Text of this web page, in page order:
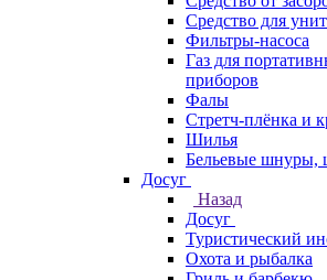
Средство для
Фильтры-насоса
Газ для
приборов
Фалы
Стретч-плёнка и
Шилья
Бельевые шнуры,
Досуг
Назад
Досуг
Туристический
Охота и рыбалка